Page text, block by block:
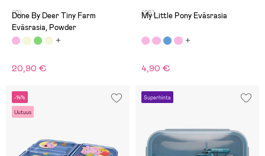
(0)
Done By Deer Tiny Farm
Eväsrasia, Powder
20,90 €
(26)
My Little Pony Eväsrasia
4,90 €
-14%
Uutuus
Superhinta